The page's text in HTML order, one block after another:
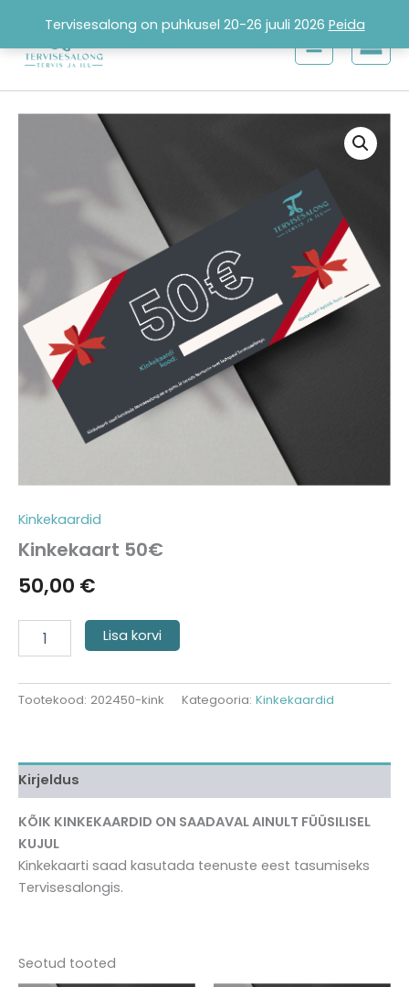
Tervisesalong on puhkusel 20-26 juuli 2026 Peida
content
Kinkekaardid
Kinkekaart 50€
50,00 €
Lisa korvi
Tootekood: 202450-kink Kategooria: Kinkekaardid
Kirjeldus
KÕIK KINKEKAARDID ON SAADAVAL AINULT FÜÜSILISEL
KUJUL
Kinkekaarti saad kasutada teenuste eest tasumiseks
Tervisesalongis.
Seotud tooted